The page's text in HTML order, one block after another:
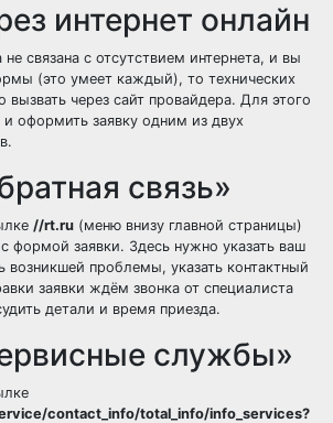
интернет онлайн
связана с отсутствием интернета, и вы
(это умеет каждый), то технических
через сайт провайдера. Для этого
оформить заявку одним из двух
связь»
//rt.ru (меню внизу главной страницы)
формой заявки. Здесь нужно указать ваш
возникшей проблемы, указать контактный
заявки ждём звонка от специалиста
детали и время приезда.
службы»
contact_info/total_info/info_services?